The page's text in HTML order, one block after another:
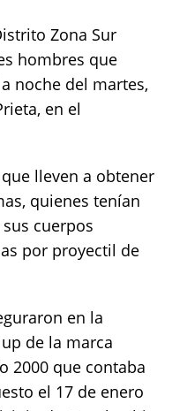
Zona Sur
hombres que
noche del martes,
en el
lleven a obtener
quienes tenían
cuerpos
por proyectil de
en la
de la marca
2000 que contaba
el 17 de enero